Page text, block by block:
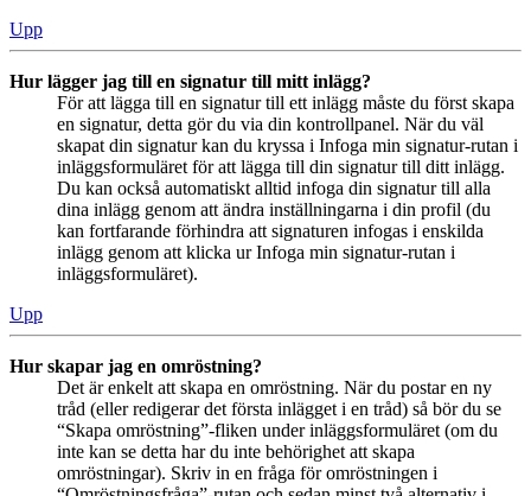
Upp
Hur lägger jag till en signatur till mitt inlägg?
För att lägga till en signatur till ett inlägg måste du först skapa
en signatur, detta gör du via din kontrollpanel. När du väl
skapat din signatur kan du kryssa i Infoga min signatur-rutan i
inläggsformuläret för att lägga till din signatur till ditt inlägg.
Du kan också automatiskt alltid infoga din signatur till alla
dina inlägg genom att ändra inställningarna i din profil (du
kan fortfarande förhindra att signaturen infogas i enskilda
inlägg genom att klicka ur Infoga min signatur-rutan i
inläggsformuläret).
Upp
Hur skapar jag en omröstning?
Det är enkelt att skapa en omröstning. När du postar en ny
tråd (eller redigerar det första inlägget i en tråd) så bör du se
“Skapa omröstning”-fliken under inläggsformuläret (om du
inte kan se detta har du inte behörighet att skapa
omröstningar). Skriv in en fråga för omröstningen i